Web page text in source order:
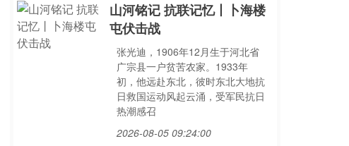
山河铭记 抗联记忆丨卜海楼
屯伏击战
张光迪，1906年12月生于河北省
广宗县一户贫苦农家。1933年
初，他远赴东北，彼时东北大地抗
日救国运动风起云涌，受军民抗日
热潮感召
2026-08-05 09:24:00